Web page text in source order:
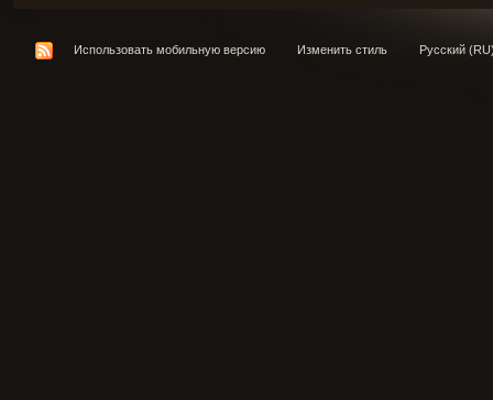
Использовать мобильную версию Изменить стиль Русский